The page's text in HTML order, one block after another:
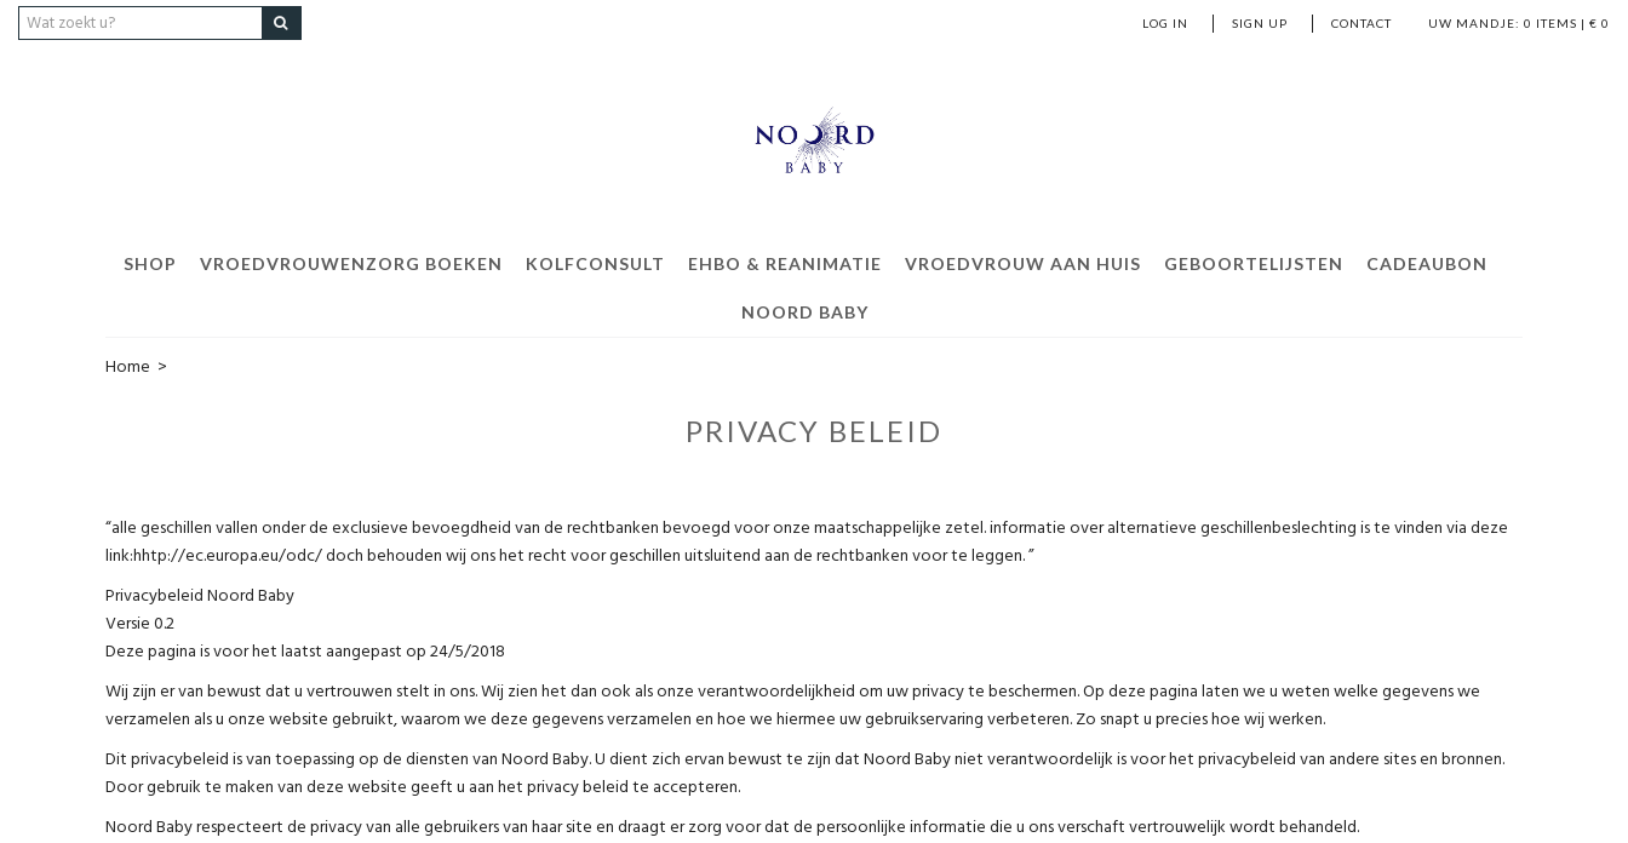
UW MANDJE: 0 ITEMS | € 0
LOG IN SIGN UP CONTACT
SHOP VROEDVROUWENZORG BOEKEN KOLFCONSULT EHBO & REANIMATIE VROEDVROUW AAN HUIS GEBOORTELIJSTEN CADEAUBON
NOORD BABY
Home >
PRIVACY BELEID
“alle geschillen vallen onder de exclusieve bevoegdheid van de rechtbanken bevoegd voor onze maatschappelijke zetel. informatie over alternatieve geschillenbeslechting is te vinden via deze
link:hhtp://ec.europa.eu/odc/ doch behouden wij ons het recht voor geschillen uitsluitend aan de rechtbanken voor te leggen. ”
Privacybeleid Noord Baby
Versie 0.2
Deze pagina is voor het laatst aangepast op 24/5/2018
Wij zijn er van bewust dat u vertrouwen stelt in ons. Wij zien het dan ook als onze verantwoordelijkheid om uw privacy te beschermen. Op deze pagina laten we u weten welke gegevens we
verzamelen als u onze website gebruikt, waarom we deze gegevens verzamelen en hoe we hiermee uw gebruikservaring verbeteren. Zo snapt u precies hoe wij werken.
Dit privacybeleid is van toepassing op de diensten van Noord Baby. U dient zich ervan bewust te zijn dat Noord Baby niet verantwoordelijk is voor het privacybeleid van andere sites en bronnen.
Door gebruik te maken van deze website geeft u aan het privacy beleid te accepteren.
Noord Baby respecteert de privacy van alle gebruikers van haar site en draagt er zorg voor dat de persoonlijke informatie die u ons verschaft vertrouwelijk wordt behandeld.